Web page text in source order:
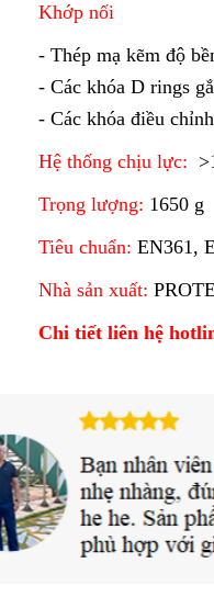
Khớp nối
- Thép mạ kẽm độ
- Các khóa D rings
- Các khóa điều
Hệ thống chịu lực:
Trọng lượng: 1650 g
Tiêu chuẩn: EN361,
Nhà sản xuất:
Chi tiết liên hệ